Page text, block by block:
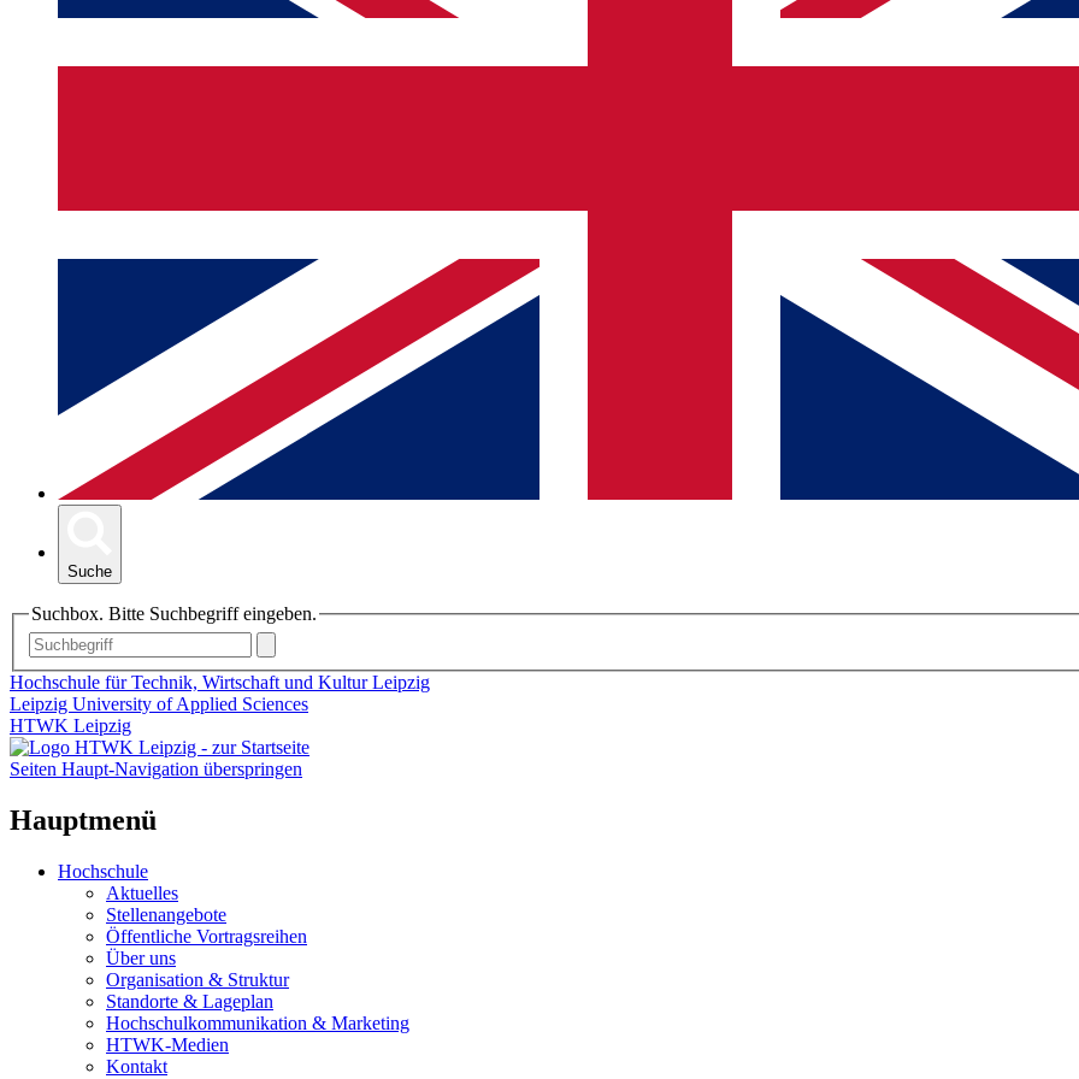
Suche
Suchbox. Bitte Suchbegriff eingeben.
Hochschule für Technik, Wirtschaft und Kultur Leipzig
Leipzig University of Applied Sciences
HTWK Leipzig
Seiten Haupt-Navigation überspringen
Hauptmenü
Hochschule
Aktuelles
Stellenangebote
Öffentliche Vortragsreihen
Über uns
Organisation & Struktur
Standorte & Lageplan
Hochschulkommunikation & Marketing
HTWK-Medien
Kontakt